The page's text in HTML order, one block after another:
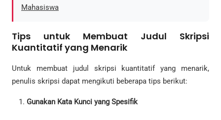
Mahasiswa
Tips untuk Membuat Judul Skripsi
Kuantitatif yang Menarik
Untuk membuat judul skripsi kuantitatif yang menarik,
penulis skripsi dapat mengikuti beberapa tips berikut:
Gunakan Kata Kunci yang Spesifik